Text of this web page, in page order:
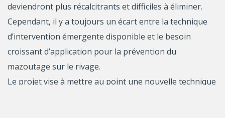
deviendront plus récalcitrants et difficiles à éliminer.
Cependant, il y a toujours un écart entre la technique
d’intervention émergente disponible et le besoin
croissant d’application pour la prévention du
mazoutage sur le rivage.
Le projet vise à mettre au point une nouvelle technique